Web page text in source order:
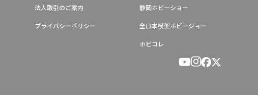
法人取引のご案内
プライバシーポリシー
静岡ホビーショー
全日本模型ホビーショー
ホビコレ